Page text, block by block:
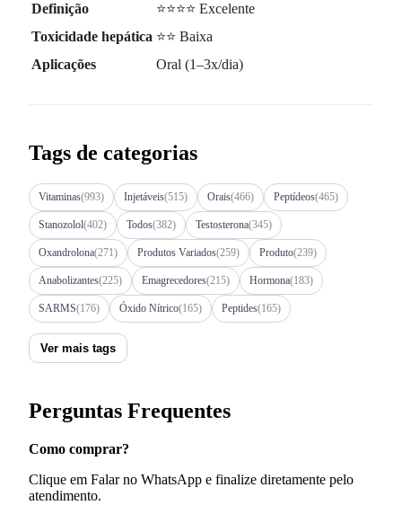
Definição
⭐⭐⭐⭐ Excelente
Toxicidade hepática ⭐⭐ Baixa
Aplicações
Oral (1–3x/dia)
Tags de categorias
Vitaminas(993) Injetáveis(515) Orais(466) Peptídeos(465)
Stanozolol(402) Todos(382) Testosterona(345)
Oxandrolona(271) Produtos Variados(259) Produto(239)
Anabolizantes(225) Emagrecedores(215) Hormona(183)
SARMS(176) Óxido Nítrico(165) Peptides(165)
Ver mais tags
Perguntas Frequentes
Como comprar?
Clique em Falar no WhatsApp e finalize diretamente pelo
atendimento.